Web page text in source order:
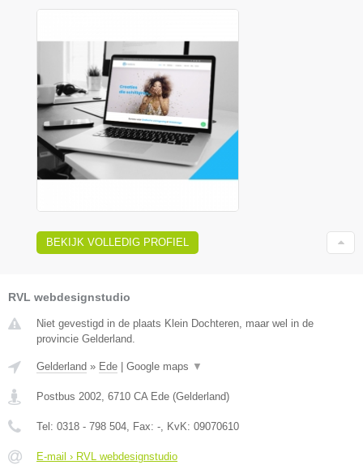
BEKIJK VOLLEDIG PROFIEL
RVL webdesignstudio
Niet gevestigd in de plaats Klein Dochteren, maar wel in de
provincie Gelderland.
Gelderland » Ede Google maps ▼
Postbus 2002 6710 CA Ede (Gelderland)
Tel: 0318 - 798 504 , Fax: - , KvK: 09070610
E-mail › RVL webdesignstudio